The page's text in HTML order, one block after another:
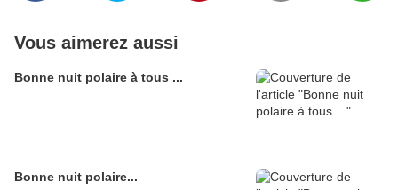
Vous aimerez aussi
Bonne nuit polaire à tous ...
Bonne nuit polaire...